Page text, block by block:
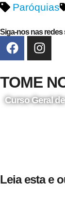
Paróquias
Siga-nos nas redes
TOME
Curso Geral
Leia esta e